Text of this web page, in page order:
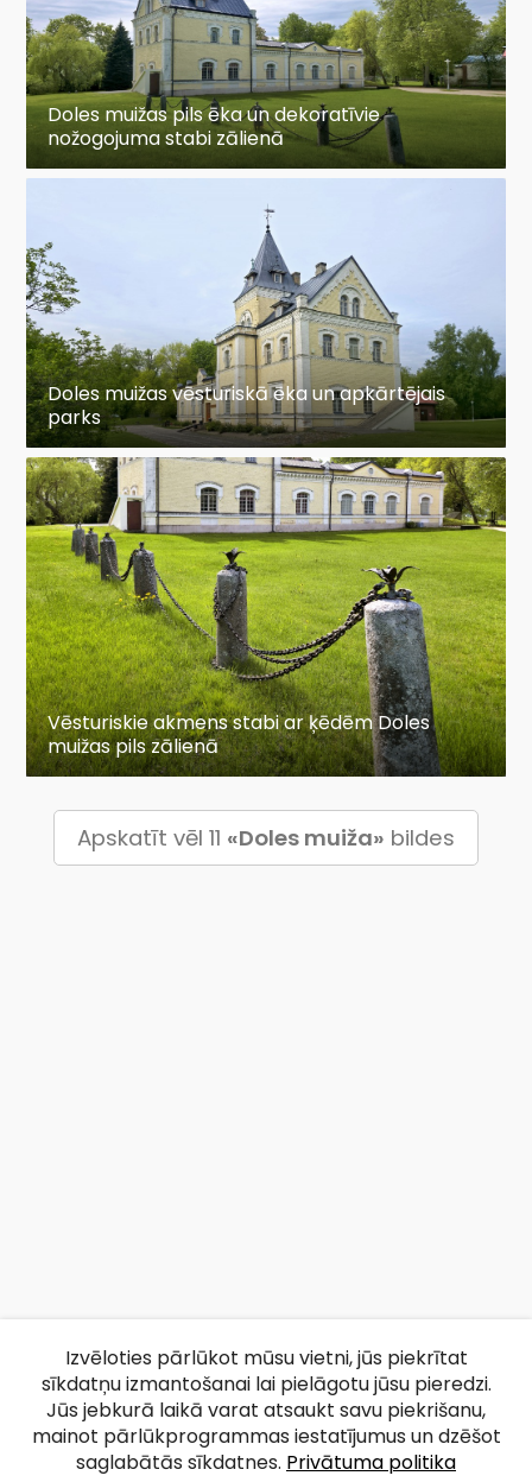
Doles muižas pils ēka un dekoratīvie
nožogojuma stabi zālienā
Doles muižas vēsturiskā ēka un apkārtējais
parks
Vēsturiskie akmens stabi ar ķēdēm Doles
muižas pils zālienā
Apskatīt vēl 11 «Doles muiža» bildes
Izvēloties pārlūkot mūsu vietni, jūs piekrītat
sīkdatņu izmantošanai lai pielāgotu jūsu pieredzi.
Jūs jebkurā laikā varat atsaukt savu piekrišanu,
mainot pārlūkprogrammas iestatījumus un dzēšot
saglabātās sīkdatnes. Privātuma politika